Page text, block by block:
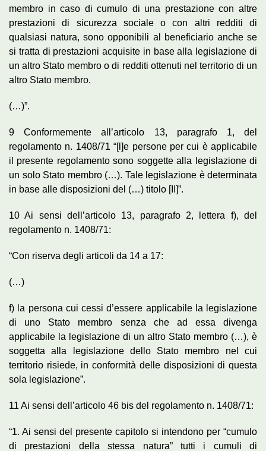
membro in caso di cumulo di una prestazione con altre
prestazioni di sicurezza sociale o con altri redditi di
qualsiasi natura, sono opponibili al beneficiario anche se
si tratta di prestazioni acquisite in base alla legislazione di
un altro Stato membro o di redditi ottenuti nel territorio di un
altro Stato membro.
(…)”.
9 Conformemente all’articolo 13, paragrafo 1, del
regolamento n. 1408/71 “[l]e persone per cui è applicabile
il presente regolamento sono soggette alla legislazione di
un solo Stato membro (…). Tale legislazione è determinata
in base alle disposizioni del (…) titolo [II]”.
10 Ai sensi dell’articolo 13, paragrafo 2, lettera f), del
regolamento n. 1408/71:
“Con riserva degli articoli da 14 a 17:
(…)
f) la persona cui cessi d’essere applicabile la legislazione
di uno Stato membro senza che ad essa divenga
applicabile la legislazione di un altro Stato membro (…), è
soggetta alla legislazione dello Stato membro nel cui
territorio risiede, in conformità delle disposizioni di questa
sola legislazione”.
11 Ai sensi dell’articolo 46 bis del regolamento n. 1408/71:
“1. Ai sensi del presente capitolo si intendono per “cumulo
di prestazioni della stessa natura” tutti i cumuli di